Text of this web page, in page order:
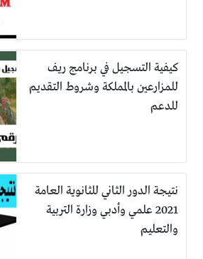
كيفية التسجيل في برنامج ريف
للمزارعين بالمملكة وشروط التقديم
للدعم
نتيجة الدور الثاني للثانوية العامة
2021 علمي وأدبي وزارة التربية
والتعليم